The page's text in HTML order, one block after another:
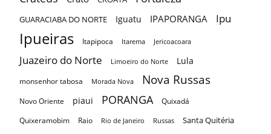
GUARACIABA DO NORTE Iguatu IPAPORANGA Ipu
Ipueiras Itapipoca Itarema Jericoacoara
Juazeiro do Norte Limoeiro do Norte Lula
monsenhor tabosa Morada Nova Nova Russas
Novo Oriente piaui PORANGA
Quixadá
Quixeramobim
Raio Rio de Janeiro Russas Santa Quitéria